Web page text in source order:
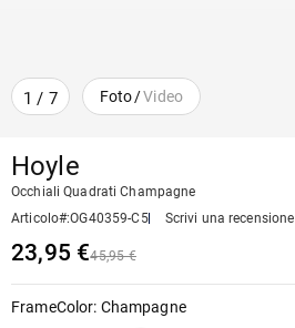
1 / 7 Foto/Video
Hoyle
Occhiali Quadrati Champagne
Articolo#:OG40359-C5 Scrivi una recensione
23,95 €45,95 €
FrameColor: Champagne